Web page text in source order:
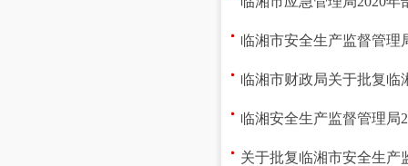
临湘市安全生产监督管理
临湘市财政局关于批复临
临湘安全生产监督管理局
关于批复临湘市安全生产